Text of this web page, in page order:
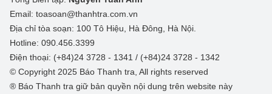
Email: toasoan@thanhtra.com.vn
Địa chỉ tòa soạn: 100 Tô Hiệu, Hà Đông, Hà Nội.
Hotline: 090.456.3399
Điện thoại: (+84)24 3728 - 1341 / (+84)24 3728 - 1342
© Copyright 2025 Báo Thanh tra, All rights reserved
® Báo Thanh tra giữ bản quyền nội dung trên website này